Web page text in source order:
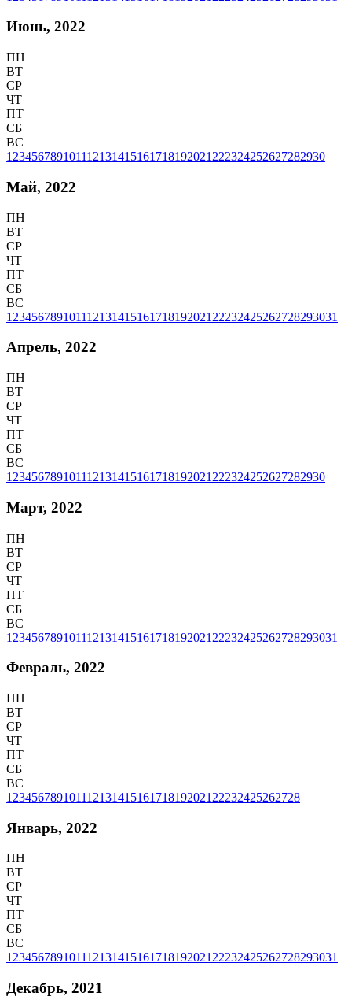
Июнь, 2022
ПН
ВТ
СР
ЧТ
ПТ
СБ
ВС
1 23456789101112131415161718192021 222324252627282930
Май, 2022
ПН
ВТ
СР
ЧТ
ПТ
СБ
ВС
1 23456789101112131415161718192021 22232425262728293031
Апрель, 2022
ПН
ВТ
СР
ЧТ
ПТ
СБ
ВС
1 23456789101112131415161718192021 222324252627282930
Март, 2022
ПН
ВТ
СР
ЧТ
ПТ
СБ
ВС
1 23456789101112131415161718192021 22232425262728293031
Февраль, 2022
ПН
ВТ
СР
ЧТ
ПТ
СБ
ВС
1 23456789101112131415161718192021 22232425262728
Январь, 2022
ПН
ВТ
СР
ЧТ
ПТ
СБ
ВС
1 23456789101112131415161718192021 22232425262728293031
Декабрь, 2021